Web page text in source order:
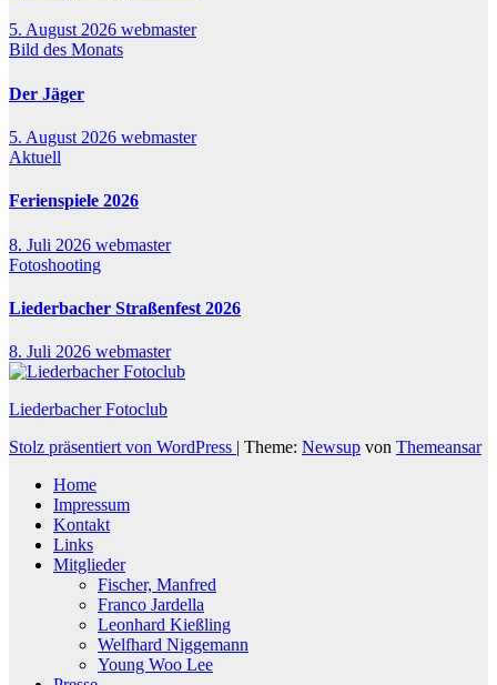
5. August 2026 webmaster
Bild des Monats
Der Jäger
5. August 2026 webmaster
Aktuell
Ferienspiele 2026
8. Juli 2026 webmaster
Fotoshooting
Liederbacher Straßenfest 2026
8. Juli 2026 webmaster
Liederbacher Fotoclub
Stolz präsentiert von WordPress | Theme: Newsup von Themeansar
Home
Impressum
Kontakt
Links
Mitglieder
Fischer, Manfred
Franco Jardella
Leonhard Kießling
Welfhard Niggemann
Young Woo Lee